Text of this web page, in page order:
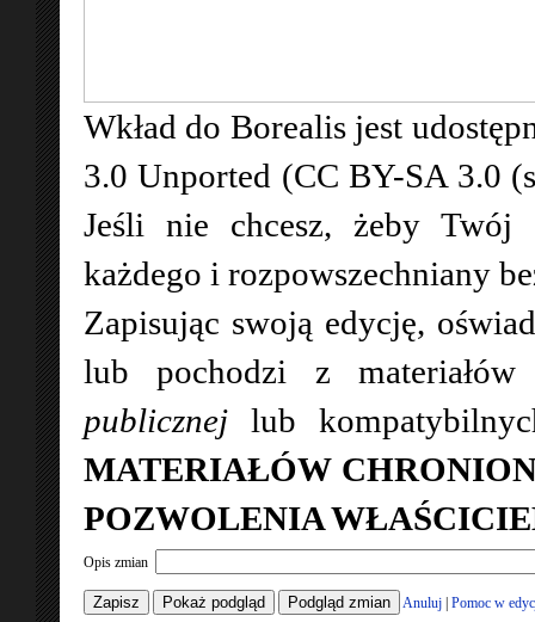
Wkład do Borealis jest
3.0 Unported (CC BY-SA 3.0
Jeśli nie chcesz, żeby Twój
każdego i rozpowszechniany
Zapisując swoją edycję,
lub pochodzi z
publicznej lub
MATERIAŁÓW
POZWOLENIA
Opis zmian
Anuluj Pomoc w